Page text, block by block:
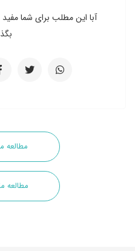
آبا این مطلب برای شما مفید
مطالعه
مطالعه